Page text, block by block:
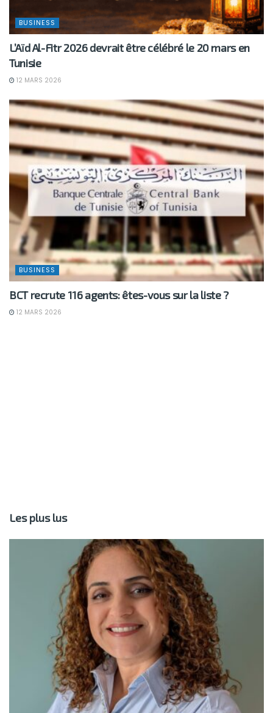
BUSINESS
L’Aïd Al-Fitr 2026 devrait être célébré le 20 mars en
Tunisie
12 MARS 2026
BUSINESS
BCT recrute 116 agents: êtes-vous sur la liste ?
12 MARS 2026
Les plus lus